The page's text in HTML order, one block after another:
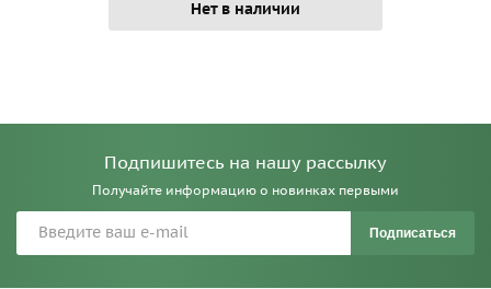
Нет в наличии
Подпишитесь на нашу рассылку
Получайте информацию о новинках первыми
Подписаться